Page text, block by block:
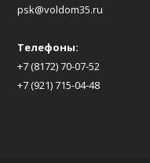
psk@voldom35.ru
Телефоны:
+7 (8172) 70-07-52
+7 (921) 715-04-48